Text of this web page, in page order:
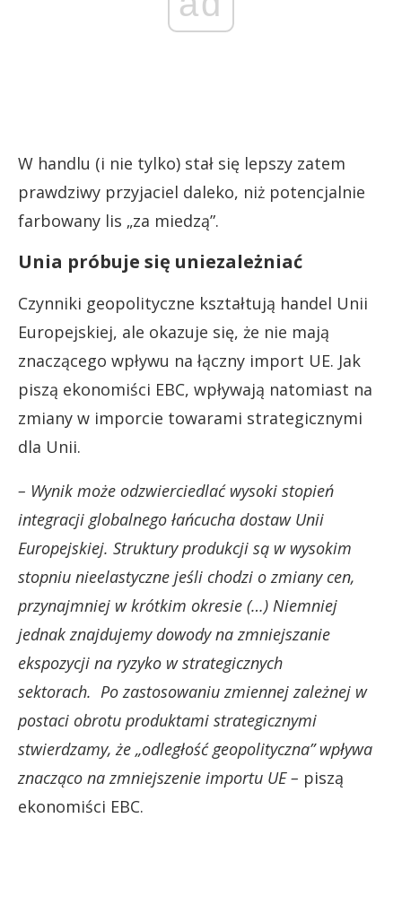
W handlu (i nie tylko) stał się lepszy zatem
prawdziwy przyjaciel daleko, niż potencjalnie
farbowany lis „za miedzą”.
Unia próbuje się uniezależniać
Czynniki geopolityczne kształtują handel Unii
Europejskiej, ale okazuje się, że nie mają
znaczącego wpływu na łączny import UE. Jak
piszą ekonomiści EBC, wpływają natomiast na
zmiany w imporcie towarami strategicznymi
dla Unii.
– Wynik może odzwierciedlać wysoki stopień
integracji globalnego łańcucha dostaw Unii
Europejskiej. Struktury produkcji są w wysokim
stopniu nieelastyczne jeśli chodzi o zmiany cen,
przynajmniej w krótkim okresie (…) Niemniej
jednak znajdujemy dowody na zmniejszanie
ekspozycji na ryzyko w strategicznych
sektorach. Po zastosowaniu zmiennej zależnej w
postaci obrotu produktami strategicznymi
stwierdzamy, że „odległość geopolityczna” wpływa
znacząco na zmniejszenie importu UE – piszą
ekonomiści EBC.